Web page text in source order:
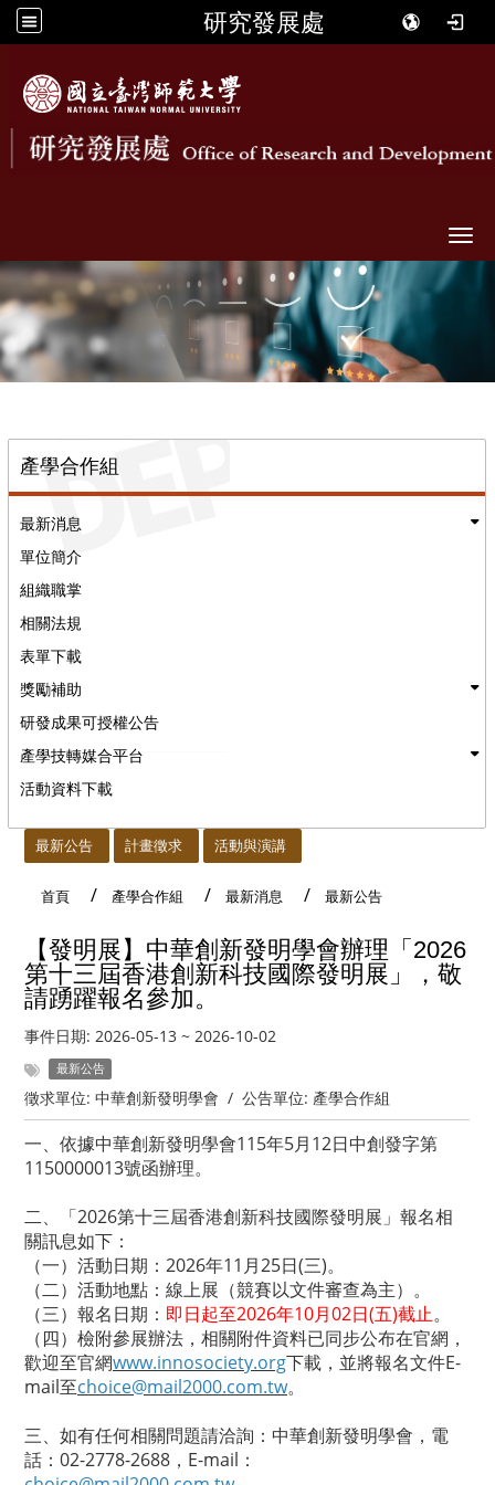
研究發展處
產學合作組
最新消息
單位簡介
組織職掌
相關法規
表單下載
獎勵補助
研發成果可授權公告
產學技轉媒合平台
活動資料下載
最新公告 計畫徵求 活動與演講
首頁 產學合作組 最新消息 最新公告
【發明展】中華創新發明學會辦理「2026
第十三屆香港創新科技國際發明展」，敬
請踴躍報名參加。
事件日期: 2026-05-13 ~ 2026-10-02
最新公告
徵求單位: 中華創新發明學會 / 公告單位: 產學合作組
一、依據中華創新發明學會115年5月12日中創發字第
1150000013號函辦理。
二、「2026第十三屆香港創新科技國際發明展」報名相
關訊息如下：
（一）活動日期：2026年11月25日(三)。
（二）活動地點：線上展（競賽以文件審查為主）。
（三）報名日期： 即日起至2026年10月02日(五)截止。
（四）檢附參展辦法，相關附件資料已同步公布在官網，
歡迎至官網www.innosociety.org下載，並將報名文件E-
mail至choice@mail2000.com.tw。
三、如有任何相關問題請洽詢：中華創新發明學會，電
話：02-2778-2688，E-mail：